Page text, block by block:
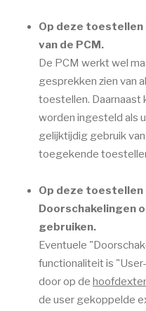
Op deze toestellen
van de PCM.
De PCM werkt wel
gesprekken zien van
toestellen. Daarnaast
worden ingesteld als
gelijktijdig gebruik
toegekende
Op deze toestellen
Doorschakelingen
gebruiken.
Eventuele
functionaliteit is
door op de
de user gekoppelde